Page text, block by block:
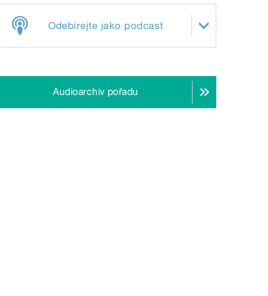
Odebírejte jako podcast
Audioarchiv pořadu